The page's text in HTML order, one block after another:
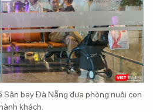
Sân bay Đà Nẵng đưa phòng nuôi con
khách.